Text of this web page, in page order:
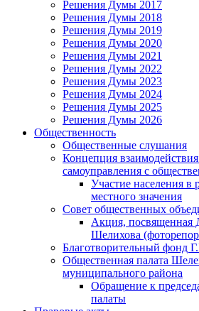
Решения Думы 2017
Решения Думы 2018
Решения Думы 2019
Решения Думы 2020
Решения Думы 2021
Решения Думы 2022
Решения Думы 2023
Решения Думы 2024
Решения Думы 2025
Решения Думы 2026
Общественность
Общественные слушания
Концепция
самоуправления с
Участие населения в
местного значения
Совет общественных
Акция,
Шелихова
Благотворительный фонд
Общественная палата
муниципального района
Обращение к
палаты